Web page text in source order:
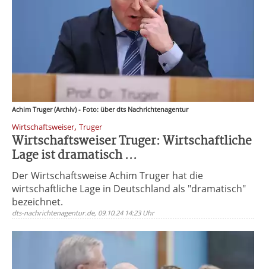
Achim Truger (Archiv) - Foto: über dts Nachrichtenagentur
Wirtschaftsweiser, Truger
Wirtschaftsweiser Truger: Wirtschaftliche
Lage ist dramatisch ...
Der Wirtschaftsweise Achim Truger hat die
wirtschaftliche Lage in Deutschland als "dramatisch"
bezeichnet.
dts-nachrichtenagentur.de, 09.10.24 14:23 Uhr